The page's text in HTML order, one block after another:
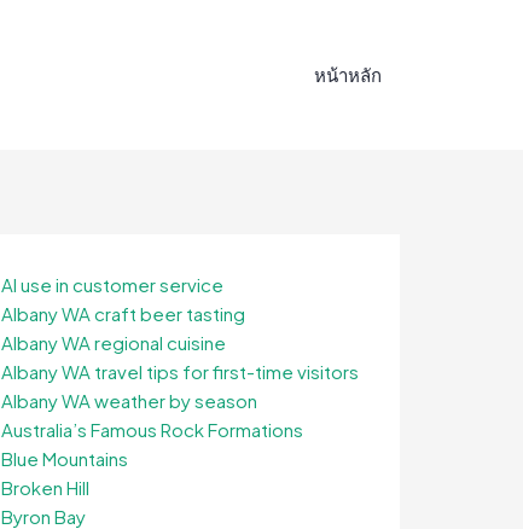
หน้าหลัก
AI use in customer service
Albany WA craft beer tasting
Albany WA regional cuisine
Albany WA travel tips for first-time visitors
Albany WA weather by season
Australia’s Famous Rock Formations
Blue Mountains
Broken Hill
Byron Bay